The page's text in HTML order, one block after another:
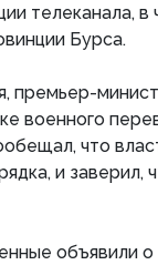
телеканала, в
Бурса.
премьер-
военного
что
и
объявили о